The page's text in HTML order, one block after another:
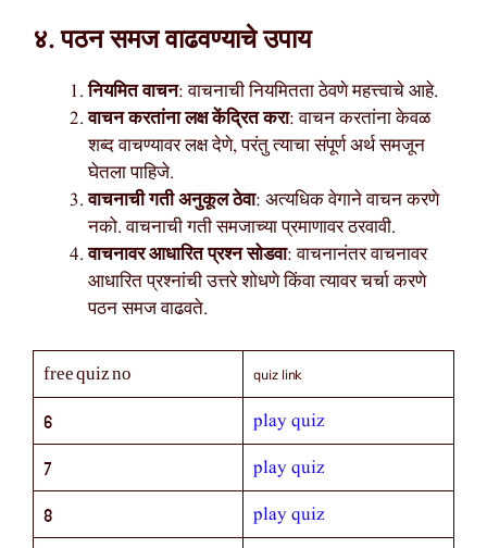
४. पठन समज वाढवण्याचे उपाय
नियमित वाचन: वाचनाची नियमितता ठेवणे महत्त्वाचे आहे.
वाचन करतांना लक्ष केंद्रित करा: वाचन करतांना केवळ
शब्द वाचण्यावर लक्ष देणे, परंतु त्याचा संपूर्ण अर्थ समजून
घेतला पाहिजे.
वाचनाची गती अनुकूल ठेवा: अत्यधिक वेगाने वाचन करणे
नको. वाचनाची गती समजाच्या प्रमाणावर ठरवावी.
वाचनावर आधारित प्रश्न सोडवा: वाचनानंतर वाचनावर
आधारित प्रश्नांची उत्तरे शोधणे किंवा त्यावर चर्चा करणे
पठन समज वाढवते.
free quiz no quiz link
6 play quiz
7 play quiz
8 play quiz